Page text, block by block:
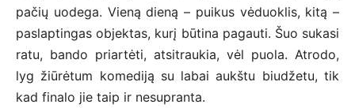
pačių uodega. Vieną dieną – puikus vėduoklis, kitą –
paslaptingas objektas, kurį būtina pagauti. Šuo sukasi
ratu, bando priartėti, atsitraukia, vėl puola. Atrodo,
lyg žiūrėtum komediją su labai aukštu biudžetu, tik
kad finalo jie taip ir nesupranta.